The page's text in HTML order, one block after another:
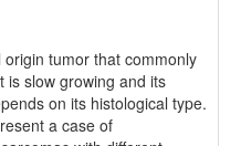
tumor that commonly
is slow growing and its
on its histological type.
a case of